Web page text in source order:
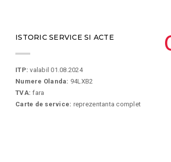
ISTORIC SERVICE SI ACTE
ITP: valabil 01.08.2024
Numere Olanda: 94LXB2
TVA: fara
Carte de service: reprezentanta complet